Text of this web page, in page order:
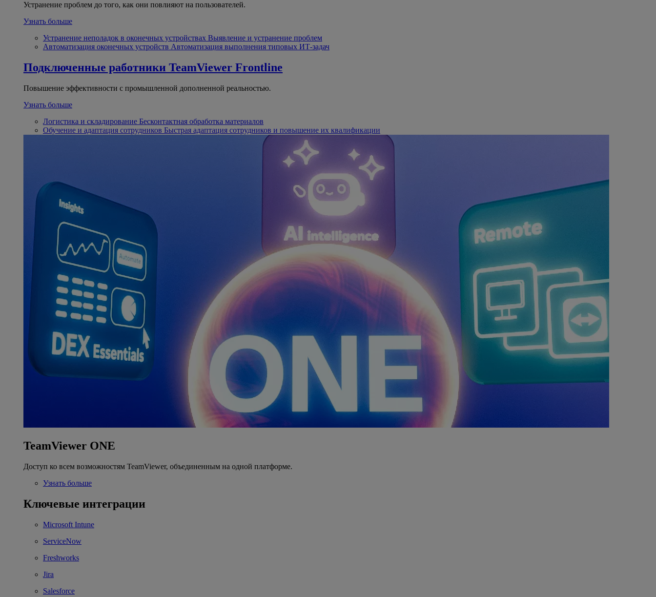
Устранение проблем до того, как они повлияют на пользователей.
Узнать больше
Устранение неполадок в оконечных устройствах Выявление и устранение проблем
Автоматизация оконечных устройств Автоматизация выполнения типовых ИТ-задач
Подключенные работники TeamViewer Frontline
Повышение эффективности с промышленной дополненной реальностью.
Узнать больше
Логистика и складирование Бесконтактная обработка материалов
Обучение и адаптация сотрудников Быстрая адаптация сотрудников и повышение их квалификации
TeamViewer ONE
Доступ ко всем возможностям TeamViewer, объединенным на одной платформе.
Узнать больше
Ключевые интеграции
Microsoft Intune
ServiceNow
Freshworks
Jira
Salesforce